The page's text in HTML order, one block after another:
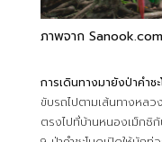
ภาพจาก Sanook.com
การเดินทางมายังป่าคำช
ขับรถไปตามเส้นทางหล
ตรงไปที่บ้านหนองเม็กซิกั